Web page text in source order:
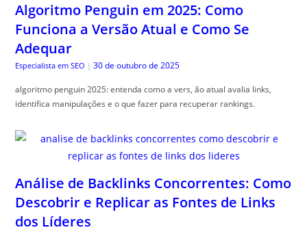
Algoritmo Penguin em 2025: Como
Funciona a Versão Atual e Como Se
Adequar
Especialista em SEO | 30 de outubro de 2025
algoritmo penguin 2025: entenda como a vers, ão atual avalia links,
identifica manipulações e o que fazer para recuperar rankings.
Análise de Backlinks Concorrentes: Como
Descobrir e Replicar as Fontes de Links
dos Líderes